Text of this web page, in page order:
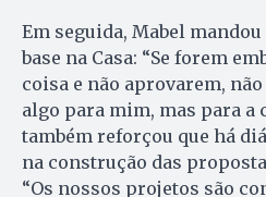
Em seguida, Mabel
base na Casa: “Se forem
coisa e não aprovarem,
algo para mim, mas para a
também reforçou que há
na construção das
“Os nossos projetos são